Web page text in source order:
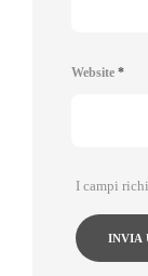
Website *
I campi